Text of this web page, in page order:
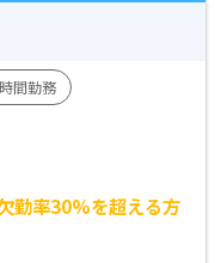
間勤務
勤率30%を超える方